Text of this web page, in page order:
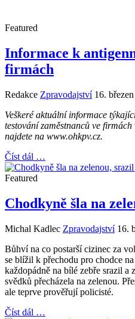
Featured
Informace k
firmách
Redakce Zpravodajství 16.
Veškeré aktuální informace
testování zaměstnanců ve
najdete na www.ohkpv.cz.
Číst dál …
Featured
Chodkyně šla na
Michal Kadlec Zpravodajství 16.
Bůhví na co postarší cizinec za
se blížil k přechodu pro chodce
každopádně na bílé zebře srazil
svědků přecházela na zelenou.
ale teprve prověřují policisté.
Číst dál …